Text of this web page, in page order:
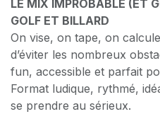
LE MIX IMPROBABLE (ET
GOLF ET BILLARD
On vise, on tape, on
d’éviter les nombreux
fun, accessible et parfait
Format ludique, rythmé,
se prendre au sérieux.